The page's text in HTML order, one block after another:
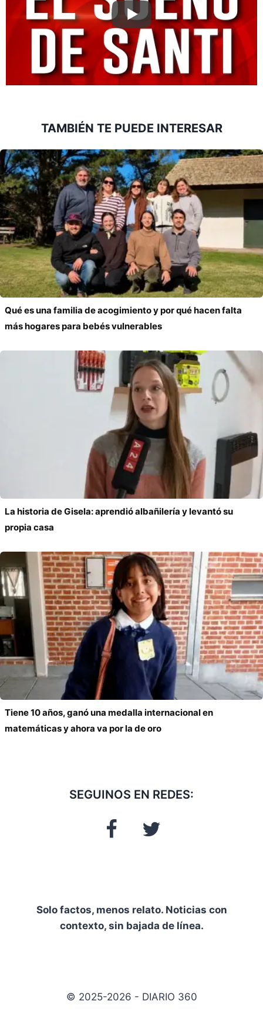
TAMBIÉN TE PUEDE INTERESAR
Qué es una familia de acogimiento y por qué hacen falta
más hogares para bebés vulnerables
La historia de Gisela: aprendió albañilería y levantó su
propia casa
Tiene 10 años, ganó una medalla internacional en
matemáticas y ahora va por la de oro
SEGUINOS EN REDES:
Solo factos, menos relato. Noticias con
contexto, sin bajada de línea.
© 2025-2026 - DIARIO 360